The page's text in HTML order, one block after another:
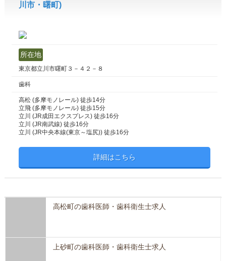
川市・曙町)
所在地
東京都立川市曙町３－４２－８
歯科
高松 (多摩モノレール) 徒歩14分
立飛 (多摩モノレール) 徒歩15分
立川 (JR成田エクスプレス) 徒歩16分
立川 (JR南武線) 徒歩16分
立川 (JR中央本線(東京～塩尻)) 徒歩16分
詳細はこちら
高松町の歯科医師・歯科衛生士求人
上砂町の歯科医師・歯科衛生士求人